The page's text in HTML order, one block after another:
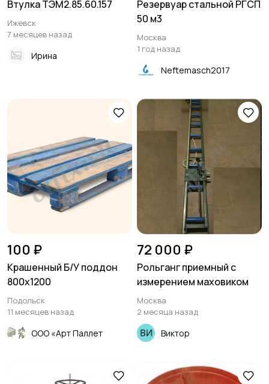
Втулка ТЭМ2.85.60.157
Ижевск
7 месяцев назад
Ирина
Резервуар стальной РГСП
50 м3
Москва
1 год назад
Neftemasch2017
100 ₽
Крашенный Б/У поддон
800х1200
Подольск
11 месяцев назад
ООО «Арт Паллет
72 000 ₽
Рольганг приемный с
измерением маховиком
Москва
2 месяца назад
Виктор